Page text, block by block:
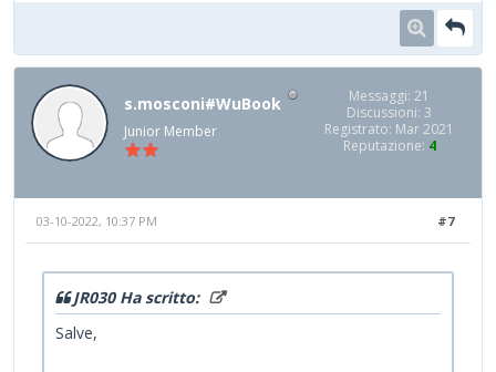
s.mosconi#WuBook
Junior Member
Messaggi: 21
Discussioni: 3
Registrato: Mar 2021
Reputazione: 4
#7
03-10-2022, 10:37 PM
JR030 Ha scritto:
Salve,